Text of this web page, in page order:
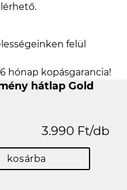
felül
hónap kopásgarancia!
hátlap Gold
3.990 Ft/db
kosárba